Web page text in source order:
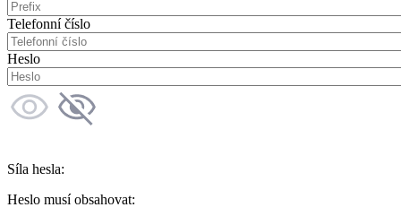
Telefonní číslo
Heslo
Síla hesla:
Heslo musí obsahovat: